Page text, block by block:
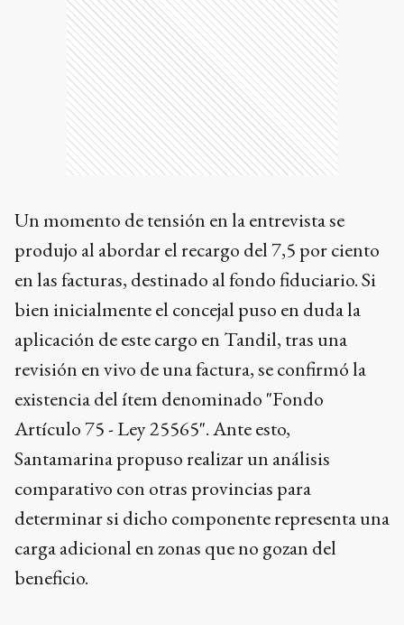
Un momento de tensión en la entrevista se
produjo al abordar el recargo del 7,5 por ciento
en las facturas, destinado al fondo fiduciario. Si
bien inicialmente el concejal puso en duda la
aplicación de este cargo en Tandil, tras una
revisión en vivo de una factura, se confirmó la
existencia del ítem denominado "Fondo
Artículo 75 - Ley 25565". Ante esto,
Santamarina propuso realizar un análisis
comparativo con otras provincias para
determinar si dicho componente representa una
carga adicional en zonas que no gozan del
beneficio.